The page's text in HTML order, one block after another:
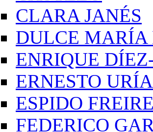
CLARA JANÉS
DULCE
ENRIQUE
ERNESTO URÍA
ESPIDO
FEDERICO